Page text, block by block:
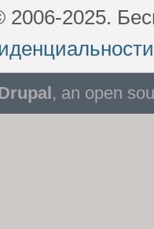
2006-2025.
, an open